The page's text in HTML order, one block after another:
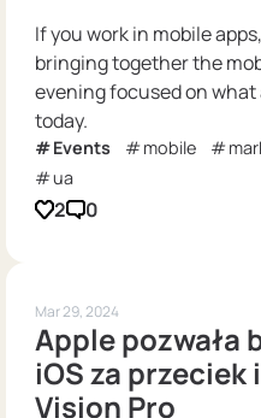
If you work in mobile
bringing together the
evening focused on
today.
Events mobile
ua
2 0
Mar 29, 2024
Apple pozwała
iOS za
Vision Pro